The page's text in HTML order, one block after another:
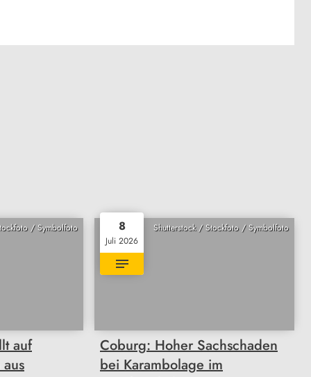
/ Symbolfoto
auf
Shutterstock / Stockfoto / Symbolfoto
8
Juli 2026
Coburg: Hoher Sachschaden
bei Karambolage im